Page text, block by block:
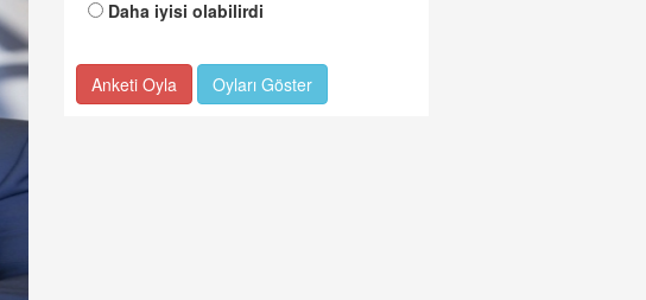
Daha iyisi olabilirdi
Anketi Oyla Oyları Göster